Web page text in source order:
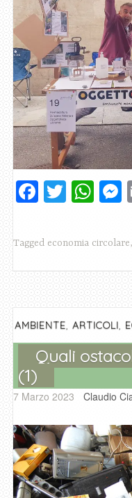
F
c
o
k
T
tt
W
at
p
Tagged economia circolare,
AMBIENTE ARTICOLI
Quali
(1)
7 Marzo 2023 Claudio